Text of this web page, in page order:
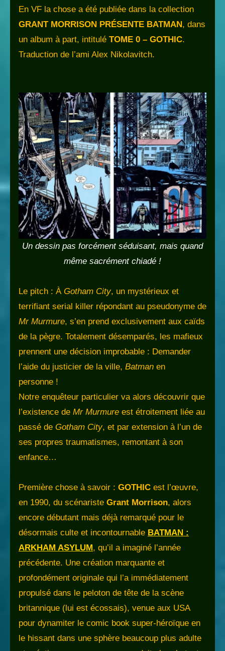
En VF la chose a été publiée dans la collection
GRANT MORRISON PRÉSENTE BATMAN , dans
un album à part, intitulé TOME 0 – GOTHIC.
Traduction de l’ami Alex Nikolavitch.
Un dessin pas forcément séduisant, mais quand
même sacrément chiadé !
Le pitch : À Gotham City, un mystérieux et
terrifiant serial killer répondant au pseudonyme de
Mr Murmure, s’en prend exclusivement aux caïds
de la pègre. Totalement désemparés, les mafieux
prennent une décision improbable : Demander
l’aide du justicier de la ville, Batman en
personne !
Notre enquêteur particulier va alors découvrir que
l’existence de Mr Murmure est étroitement liée au
passé de Gotham City, et par extension à l’un de
ses propres traumatismes, remontant à son
enfance…
Première chose à savoir : GOTHIC est l’œuvre,
en 1990, du scénariste Grant Morrison, alors
encore débutant mais déjà remarqué pour le
désormais culte et incontournable BATMAN :
ARKHAM ASYLUM , qu’il a imaginé l’année
précédente. Une création marquante et
profondément originale qui l’a immédiatement
propulsé dans le peloton de tête de la scène
britannique (lui est écossais), venue aux USA
pour dynamiter le comic book super-héroïque en
le hissant dans une sphère beaucoup plus adulte